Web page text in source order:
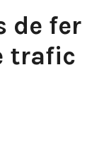
de fer
trafic